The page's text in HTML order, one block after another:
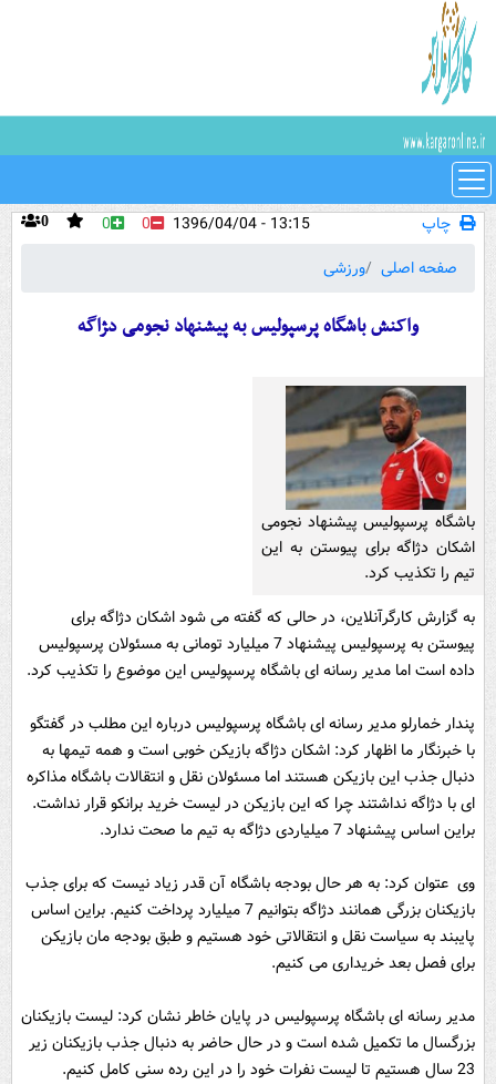
چاپ 0 0 0
13:15 - 1396/04/04
صفحه اصلی
ورزشی
واکنش باشگاه پرسپولیس به پیشنهاد نجومی د‍ژاگه
باشگاه پرسپولیس پیشنهاد نجومی
اشکان دژاگه برای پیوستن به این
تیم را تکذیب کرد.
به گزارش کارگرآنلاین، در حالی که گفته می شود اشکان دژاگه برای
پیوستن به پرسپولیس پیشنهاد 7 میلیارد تومانی به مسئولان پرسپولیس
داده است اما مدیر رسانه ای باشگاه پرسپولیس این موضوع را تکذیب کرد.
پندار خمارلو مدیر رسانه ای باشگاه پرسپولیس درباره این مطلب در گفتگو
با خبرنگار ما اظهار کرد: اشکان دژاگه بازیکن خوبی است و همه تیمها به
دنبال جذب این بازیکن هستند اما مسئولان نقل و انتقالات باشگاه مذاکره
ای با دژاگه نداشتند چرا که این بازیکن در لیست خرید برانکو قرار نداشت.
براین اساس پیشنهاد 7 میلیاردی دژاگه به تیم ما صحت ندارد.
وی عتوان کرد: به هر حال بودجه باشگاه آن قدر زیاد نیست که برای جذب
بازیکنان بزرگی همانند دژاگه بتوانیم 7 میلیارد پرداخت کنیم. براین اساس
پایبند به سیاست نقل و انتقالاتی خود هستیم و طبق بودجه مان بازیکن
برای فصل بعد خریداری می کنیم.
مدیر رسانه ای باشگاه پرسپولیس در پایان خاطر نشان کرد: لیست بازیکنان
بزرگسال ما تکمیل شده است و در حال حاضر به دنبال جذب بازیکنان زیر
23 سال هستیم تا لیست نفرات خود را در این رده سنی کامل کنیم.